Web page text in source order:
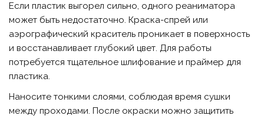
Если пластик выгорел сильно, одного реаниматора
может быть недостаточно. Краска-спрей или
аэрографический краситель проникает в поверхность
и восстанавливает глубокий цвет. Для работы
потребуется тщательное шлифование и праймер для
пластика.
Наносите тонкими слоями, соблюдая время сушки
между проходами. После окраски можно защитить